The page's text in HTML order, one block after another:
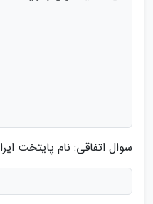
سوال اتفاقی: نام پایتخت